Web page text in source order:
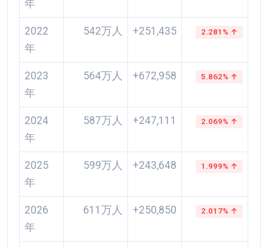
年
2022
年
542万人 +251,435 2.281% ↑
2023
年
564万人 +672,958 5.862% ↑
2024
年
587万人 +247,111 2.069% ↑
2025
年
599万人 +243,648 1.999% ↑
2026
年
611万人 +250,850 2.017% ↑